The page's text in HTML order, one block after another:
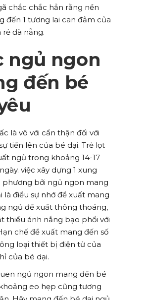
chắc chắc hẳn rằng nền
đến 1 tương lai can đảm của
rẻ đà nẵng.
ngủ ngon
đến bé
là vô với cẩn thận đối với
tiến lên của bé dại. Trẻ lọt
ngủ trong khoảng 14-17
việc xây dựng 1 xung
phương bởi ngủ ngon mang
là điều sự nhớ đề xuất mang
ngủ đề xuất thông thoáng,
thiểu ánh nắng bạo phổi với
chế đề xuất mang đến số
loại thiết bị điện tử của
của bé dại.
ngủ ngon mang đến bé
eo hẹp cũng tương